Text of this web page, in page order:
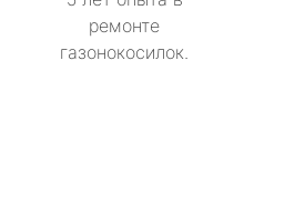
ремонте
газонокосилок.